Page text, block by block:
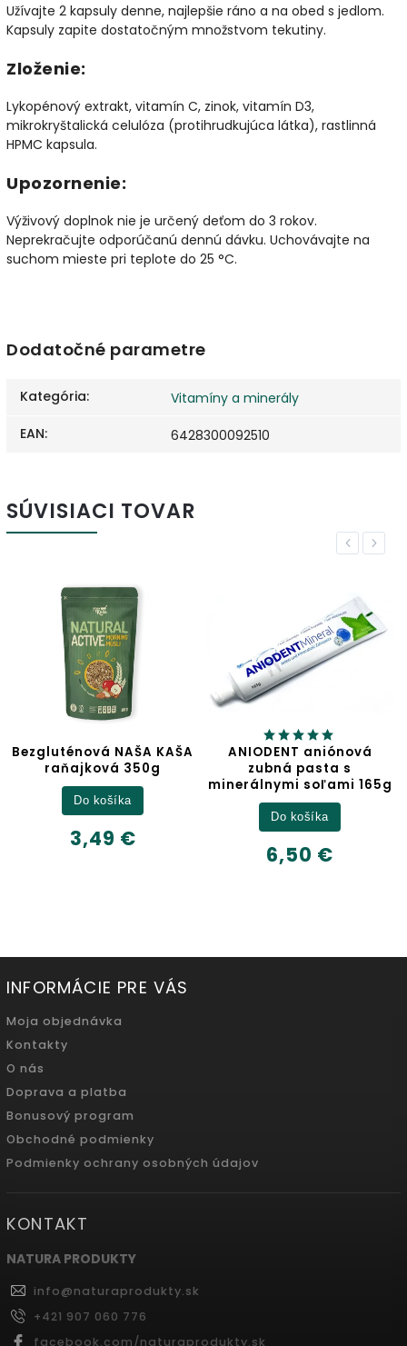
Užívajte 2 kapsuly denne, najlepšie ráno a na obed s jedlom.
Kapsuly zapite dostatočným množstvom tekutiny.
Zloženie:
Lykopénový extrakt, vitamín C, zinok, vitamín D3,
mikrokryštalická celulóza (protihrudkujúca látka), rastlinná
HPMC kapsula.
Upozornenie:
Výživový doplnok nie je určený deťom do 3 rokov.
Neprekračujte odporúčanú dennú dávku. Uchovávajte na
suchom mieste pri teplote do 25 °C.
Dodatočné parametre
Kategória:
Vitamíny a minerály
EAN: 6428300092510
SÚVISIACI TOVAR
Previous
Bezgluténová NAŠA KAŠA
raňajková 350g
3,49 €
Do košíka
ANIODENT aniónová
zubná pasta s
minerálnymi soľami 165g
6,50 €
Do košíka
Next
INFORMÁCIE PRE VÁS
Moja objednávka
Kontakty
O nás
Doprava a platba
Bonusový program
Obchodné podmienky
Podmienky ochrany osobných údajov
KONTAKT
NATURA PRODUKTY
info@naturaprodukty.sk
+421 907 060 776
facebook.com/naturaprodukty.sk